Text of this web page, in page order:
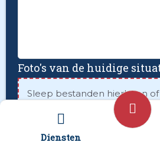
Foto's van de huidige
Sleep bestanden hierheen of
Selecteer bestanden
Foto's uploaden mislukt?
Diensten